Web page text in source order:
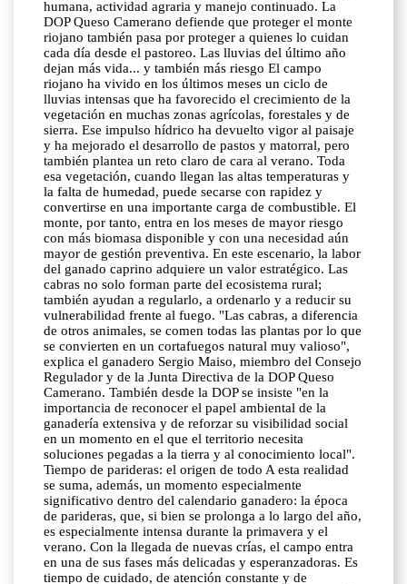
humana, actividad agraria y manejo continuado. La
DOP Queso Camerano defiende que proteger el monte
riojano también pasa por proteger a quienes lo cuidan
cada día desde el pastoreo. Las lluvias del último año
dejan más vida... y también más riesgo El campo
riojano ha vivido en los últimos meses un ciclo de
lluvias intensas que ha favorecido el crecimiento de la
vegetación en muchas zonas agrícolas, forestales y de
sierra. Ese impulso hídrico ha devuelto vigor al paisaje
y ha mejorado el desarrollo de pastos y matorral, pero
también plantea un reto claro de cara al verano. Toda
esa vegetación, cuando llegan las altas temperaturas y
la falta de humedad, puede secarse con rapidez y
convertirse en una importante carga de combustible. El
monte, por tanto, entra en los meses de mayor riesgo
con más biomasa disponible y con una necesidad aún
mayor de gestión preventiva. En este escenario, la labor
del ganado caprino adquiere un valor estratégico. Las
cabras no solo forman parte del ecosistema rural;
también ayudan a regularlo, a ordenarlo y a reducir su
vulnerabilidad frente al fuego. "Las cabras, a diferencia
de otros animales, se comen todas las plantas por lo que
se convierten en un cortafuegos natural muy valioso",
explica el ganadero Sergio Maiso, miembro del Consejo
Regulador y de la Junta Directiva de la DOP Queso
Camerano. También desde la DOP se insiste "en la
importancia de reconocer el papel ambiental de la
ganadería extensiva y de reforzar su visibilidad social
en un momento en el que el territorio necesita
soluciones pegadas a la tierra y al conocimiento local".
Tiempo de parideras: el origen de todo A esta realidad
se suma, además, un momento especialmente
significativo dentro del calendario ganadero: la época
de parideras, que, si bien se prolonga a lo largo del año,
es especialmente intensa durante la primavera y el
verano. Con la llegada de nuevas crías, el campo entra
en una de sus fases más delicadas y esperanzadoras. Es
tiempo de cuidado, de atención constante y de